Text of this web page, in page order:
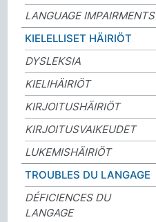
LANGUAGE IMPAIRMENTS
KIELELLISET HÄIRIÖT
DYSLEKSIA
KIELIHÄIRIÖT
KIRJOITUSHÄIRIÖT
KIRJOITUSVAIKEUDET
LUKEMISHÄIRIÖT
TROUBLES DU LANGAGE
DÉFICIENCES DU
LANGAGE